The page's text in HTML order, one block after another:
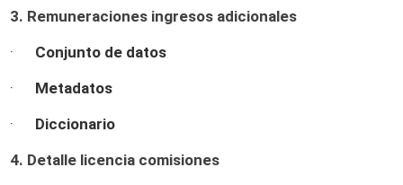
3. Remuneraciones ingresos adicionales
· Conjunto de datos
· Metadatos
· Diccionario
4. Detalle licencia comisiones